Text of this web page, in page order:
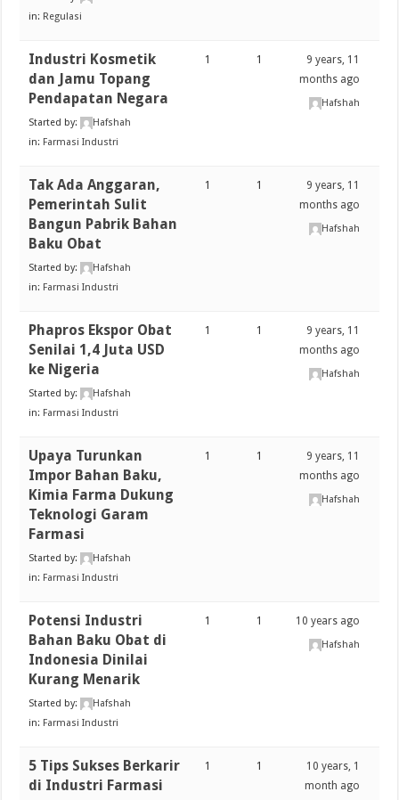
in: Regulasi
Industri Kosmetik
dan Jamu Topang
Pendapatan Negara
Started by:
Hafshah
in: Farmasi Industri
1 1
9 years, 11
months ago
Hafshah
Tak Ada Anggaran,
Pemerintah Sulit
Bangun Pabrik Bahan
Baku Obat
Started by:
Hafshah
in: Farmasi Industri
1 1
9 years, 11
months ago
Hafshah
Phapros Ekspor Obat
Senilai 1,4 Juta USD
ke Nigeria
Started by:
Hafshah
in: Farmasi Industri
1 1
9 years, 11
months ago
Hafshah
Upaya Turunkan
Impor Bahan Baku,
Kimia Farma Dukung
Teknologi Garam
Farmasi
Started by:
Hafshah
in: Farmasi Industri
1 1
9 years, 11
months ago
Hafshah
Potensi Industri
Bahan Baku Obat di
Indonesia Dinilai
Kurang Menarik
Started by:
Hafshah
in: Farmasi Industri
1 1 10 years ago
Hafshah
5 Tips Sukses Berkarir
di Industri Farmasi
1 1
10 years, 1
month ago